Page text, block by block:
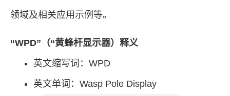
领域及相关应用示例等。
“WPD”（“黄蜂杆显示器）释义
英文缩写词：WPD
英文单词：Wasp Pole Display